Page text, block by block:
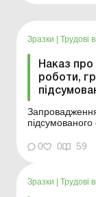
Зразки Трудові
Наказ
роботи,
підсумованого
0
0 59
Зразки Трудові